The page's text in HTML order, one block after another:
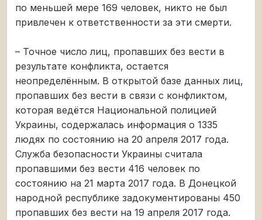
по меньшей мере 169 человек, никто не был
привлечен к ответственности за эти смерти.
– Точное число лиц, пропавших без вести в
результате конфликта, остается
неопределённым. В открытой базе данных лиц,
пропавших без вести в связи с конфликтом,
которая ведётся Национальной полицией
Украины, содержалась информация о 1335
людях по состоянию на 20 апреля 2017 года.
Служба безопасности Украины считала
пропавшими без вести 416 человек по
состоянию на 21 марта 2017 года. В Донецкой
народной республике задокументированы 450
пропавших без вести на 19 апреля 2017 года.